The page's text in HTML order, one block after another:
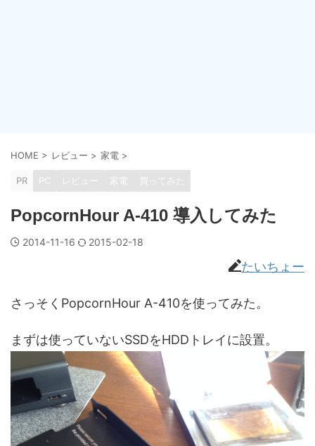
HOME > レビュー > 家電 >
PR PC レビュー 家電 買ってみた
PopcornHour A-410 導入してみた
2014-11-16 2015-02-18
たいちょー
さっそくPopcornHour A-410を使ってみた。
まずは使っていないSSDをHDDトレイに設置。